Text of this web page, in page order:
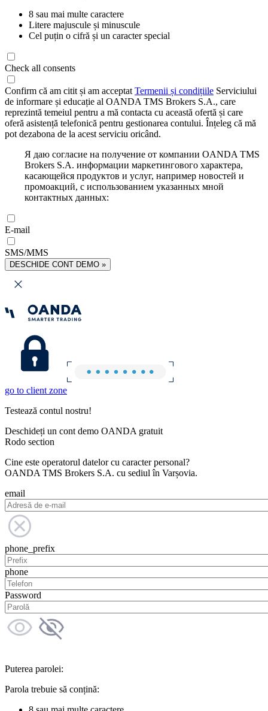
8 sau mai multe caractere
Litere majuscule și minuscule
Cel puțin o cifră și un caracter special
Check all consents
Confirm că am citit și am acceptat Termenii și condițiile Serviciului
de informare și educație al OANDA TMS Brokers S.A., care
reprezintă temeiul pentru a mă contacta cu această ofertă și care
oferă asistență telefonică pentru gestionarea contului. Înțeleg că mă
pot dezabona de la acest serviciu oricând.
Я даю согласие на получение от компании OANDA TMS
Brokers S.A. информации маркетингового характера,
касающейся продуктов и услуг, например новостей и
промоакций, с использованием указанных мной
контактных данных:
E-mail
SMS/MMS
DESCHIDE CONT DEMO »
go to client zone
Testează contul nostru!
Deschideți un cont demo OANDA gratuit
Rodo section
Cine este operatorul datelor cu caracter personal?
OANDA TMS Brokers S.A. cu sediul în Varșovia.
email
phone_prefix
phone
Password
Puterea parolei:
Parola trebuie să conțină: